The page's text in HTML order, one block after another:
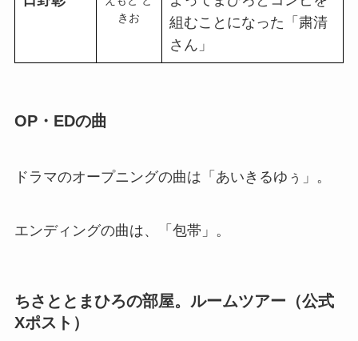
きお
組むことになった「粛清
さん」
OP・EDの曲
ドラマのオープニングの曲は「あいきるゆぅ」。
エンディングの曲は、「包帯」。
ちさととまひろの部屋。ルームツアー（公式
Xポスト）